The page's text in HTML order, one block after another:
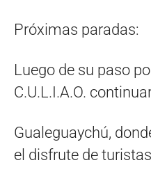
Próximas paradas:
Luego de su paso
C.U.L.I.A.O.
Gualeguaychú,
el disfrute de